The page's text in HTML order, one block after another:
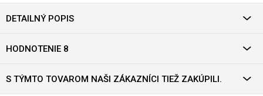
DETAILNÝ POPIS
HODNOTENIE 8
S TÝMTO TOVAROM NAŠI ZÁKAZNÍCI TIEŽ ZAKÚPILI.